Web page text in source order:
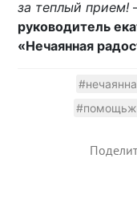
за теплый прием!
руководитель
«Нечаянная